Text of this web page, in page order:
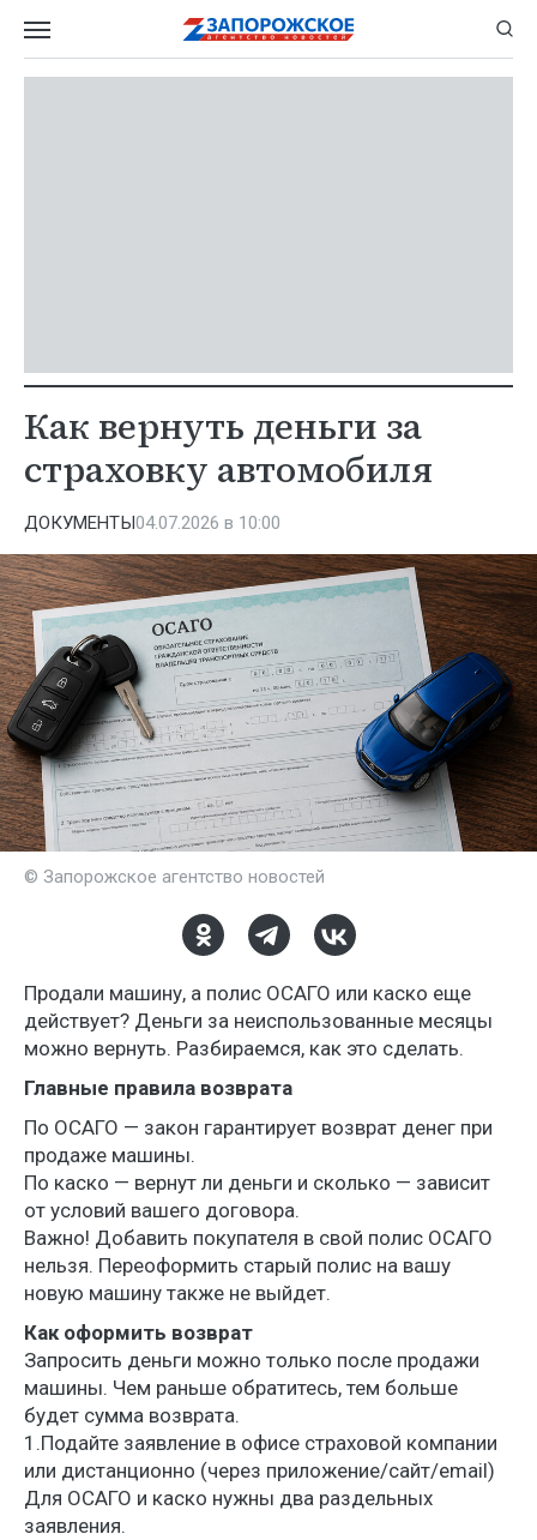
Как вернуть деньги за
страховку автомобиля
ДОКУМЕНТЫ04.07.2026 в 10:00
© Запорожское агентство новостей
Продали машину, а полис ОСАГО или каско еще
действует? Деньги за неиспользованные месяцы
можно вернуть. Разбираемся, как это сделать.
Главные правила возврата
По ОСАГО — закон гарантирует возврат денег при
продаже машины.
По каско — вернут ли деньги и сколько — зависит
от условий вашего договора.
Важно! Добавить покупателя в свой полис ОСАГО
нельзя. Переоформить старый полис на вашу
новую машину также не выйдет.
Как оформить возврат
Запросить деньги можно только после продажи
машины. Чем раньше обратитесь, тем больше
будет сумма возврата.
1.Подайте заявление в офисе страховой компании
или дистанционно (через приложение/сайт/email)
Для ОСАГО и каско нужны два раздельных
заявления.